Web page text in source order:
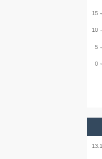
0
5
10
15
13.1